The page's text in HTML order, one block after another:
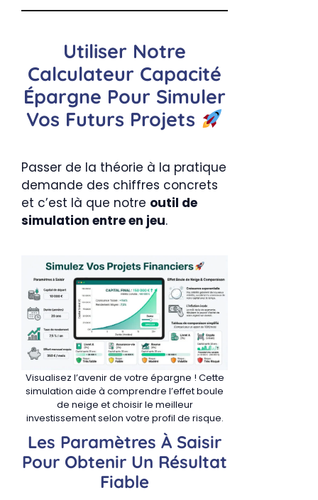
Utiliser Notre
Calculateur Capacité
Épargne Pour Simuler
Vos Futurs Projets
Passer de la théorie à la pratique
demande des chiffres concrets
et c’est là que notre outil de
simulation entre en jeu.
Visualisez l’avenir de votre épargne ! Cette
simulation aide à comprendre l’effet boule
de neige et choisir le meilleur
investissement selon votre profil de risque.
Les Paramètres À Saisir
Pour Obtenir Un Résultat
Fiable